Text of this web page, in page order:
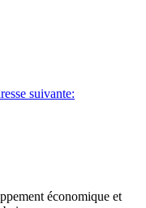
suivante:
économique et